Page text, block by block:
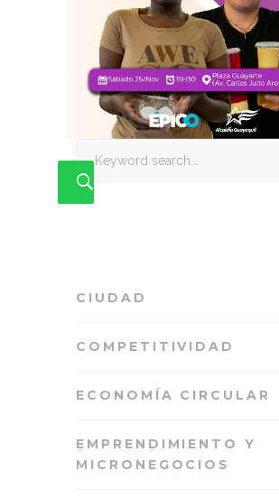
CIUDAD
COMPETITIVIDAD
ECONOMÍA CIRCULAR
EMPRENDIMIENTO Y
MICRONEGOCIOS